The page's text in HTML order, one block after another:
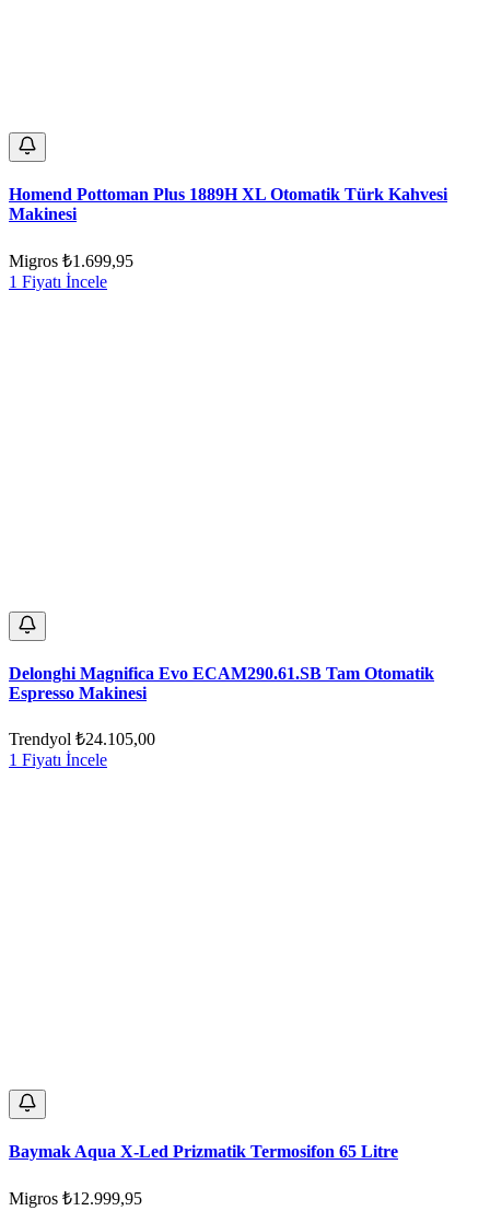
Homend Pottoman Plus 1889H XL Otomatik Türk Kahvesi
Makinesi
Migros ₺1.699,95
1 Fiyatı İncele
Delonghi Magnifica Evo ECAM290.61.SB Tam Otomatik
Espresso Makinesi
Trendyol ₺24.105,00
1 Fiyatı İncele
Baymak Aqua X-Led Prizmatik Termosifon 65 Litre
Migros ₺12.999,95